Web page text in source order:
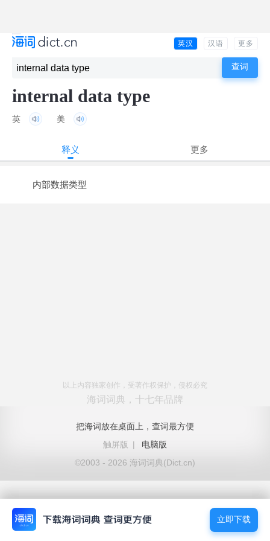
英汉 汉语 更多
internal data type
英 美
释义 更多
内部数据类型
以上内容独家创作，受著作权保护，侵权必究
海词词典，十七年品牌
把海词放在桌面上，查词最方便
触屏版
|
电脑版
©2003 - 2026 海词词典(Dict.cn)
立即下载
立即下载